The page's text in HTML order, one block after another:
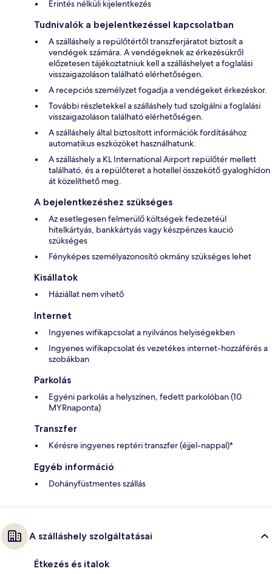
Érintés nélküli kijelentkezés
Tudnivalók a bejelentkezéssel kapcsolatban
A szálláshely a repülőtértől transzferjáratot biztosít a
vendégek számára. A vendégeknek az érkezésükről
előzetesen tájékoztatniuk kell a szálláshelyet a foglalási
visszaigazoláson található elérhetőségen.
A recepciós személyzet fogadja a vendégeket érkezéskor.
További részletekkel a szálláshely tud szolgálni a foglalási
visszaigazoláson található elérhetőségen.
A szálláshely által biztosított információk fordításához
automatikus eszközöket használhatunk.
A szálláshely a KL International Airport repülőtér mellett
található, és a repülőteret a hotellel összekötő gyaloghídon
át közelíthető meg.
A bejelentkezéshez szükséges
Az esetlegesen felmerülő költségek fedezetéül
hitelkártyás, bankkártyás vagy készpénzes kaució
szükséges
Fényképes személyazonosító okmány szükséges lehet
Kisállatok
Háziállat nem vihető
Internet
Ingyenes wifikapcsolat a nyilvános helyiségekben
Ingyenes wifikapcsolat és vezetékes internet-hozzáférés a
szobákban
Parkolás
Egyéni parkolás a helyszínen, fedett parkolóban (10
MYRnaponta)
Transzfer
Kérésre ingyenes reptéri transzfer (éjjel-nappal)*
Egyéb információ
Dohányfüstmentes szállás
A szálláshely szolgáltatásai
Étkezés és italok